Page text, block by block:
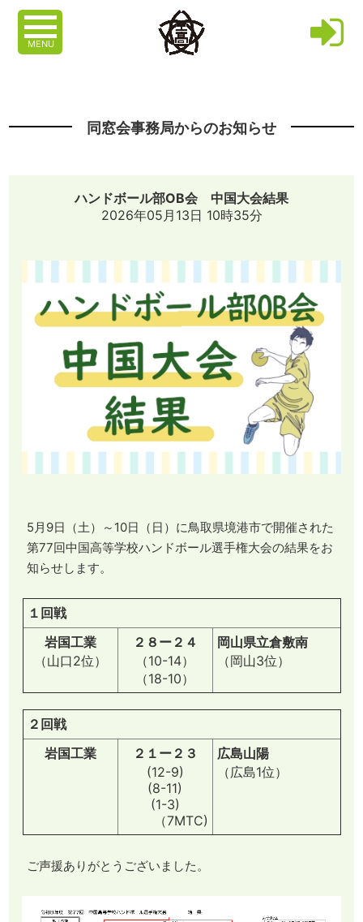
MENU
同窓会事務局からのお知らせ
ハンドボール部OB会 中国大会結果
2026年05月13日 10時35分
5月9日（土）～10日（日）に鳥取県境港市で開催された
第77回中国高等学校ハンドボール選手権大会の結果をお
知らせします。
１回戦
岩国工業
（山口2位）
２８ー２４
（10-14）
（18-10）
岡山県立倉敷南
（岡山3位）
２回戦
岩国工業
２１ー２３
(12-9)
(8-11)
(1-3)
（7MTC)
広島山陽
（広島1位）
ご声援ありがとうございました。